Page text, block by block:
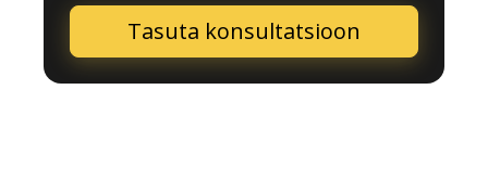
Tasuta konsultatsioon